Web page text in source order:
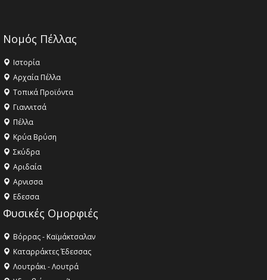
Νομός Πέλλας
Ιστορία
Αρχαία Πέλλα
Τοπικά Προϊόντα
Γιαννιτσά
Πέλλα
Κρύα Βρύση
Σκύδρα
Αριδαία
Aρνισσα
Eδεσσα
Φυσικές Ομορφιές
Βόρρας - Καϊμάκτσαλαν
Καταρράκτες Έδεσσας
Λουτράκι - Λουτρά